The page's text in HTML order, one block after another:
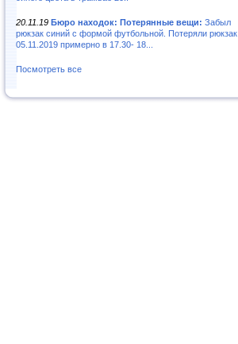
20.11.19 Бюро находок: Потерянные вещи: Забыл
рюкзак синий с формой футбольной. Потеряли рюкзак
05.11.2019 примерно в 17.30- 18...
Посмотреть все